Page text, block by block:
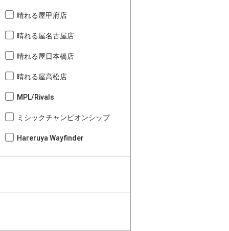
晴れる屋甲府店
晴れる屋名古屋店
晴れる屋日本橋店
晴れる屋高松店
MPL/Rivals
ミシックチャンピオンシップ
Hareruya Wayfinder